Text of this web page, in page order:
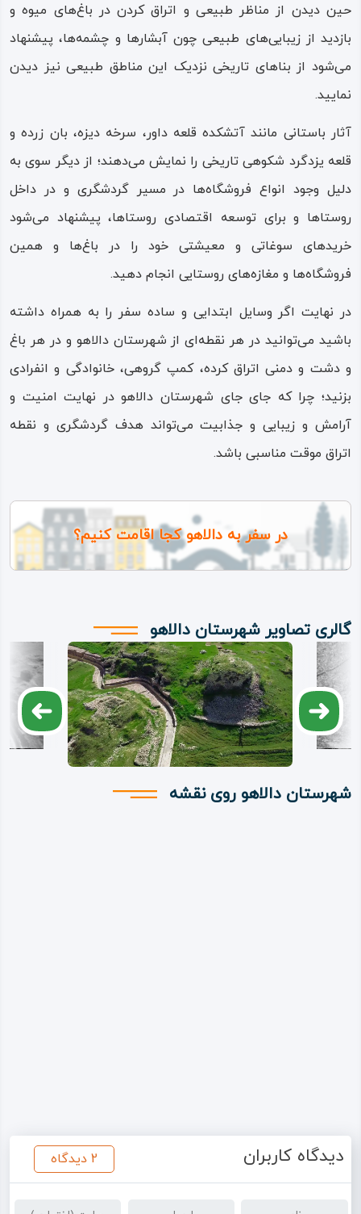
حین دیدن از مناظر طبیعی و اتراق کردن در باغ‌های میوه و
بازدید از زیبایی‌های طبیعی چون آبشارها و چشمه‌ها، پیشنهاد
می‌شود از بناهای تاریخی نزدیک این مناطق طبیعی نیز دیدن
نمایید.
آثار باستانی مانند آتشکده قلعه داور، سرخه‌ دیزه، بان‌ زرده و
قلعه یزدگرد شکوهی تاریخی را نمایش می‌دهند؛ از دیگر سوی به
دلیل وجود انواع فروشگاه‌ها در مسیر گردشگری و در داخل
روستاها و برای توسعه اقتصادی روستاها، پیشنهاد می‌شود
خریدهای سوغاتی و معیشتی خود را در باغ‌ها و همین
فروشگاه‌ها و مغازه‌های روستایی انجام دهید.
در نهایت اگر وسایل ابتدایی و ساده سفر را به همراه داشته
باشید می‌توانید در هر نقطه‌ای از شهرستان دالاهو و در هر باغ
و دشت و دمنی اتراق کرده، کمپ گروهی، خانوادگی و انفرادی
بزنید؛ چرا که جای‌ جای شهرستان دالاهو در نهایت امنیت و
آرامش و زیبایی و جذابیت می‌تواند هدف گردشگری و نقطه
اتراق موقت مناسبی باشد.
در سفر به دالاهو کجا اقامت کنیم؟
گالری تصاویر شهرستان دالاهو
شهرستان دالاهو روی نقشه
دیدگاه کاربران 2 دیدگاه